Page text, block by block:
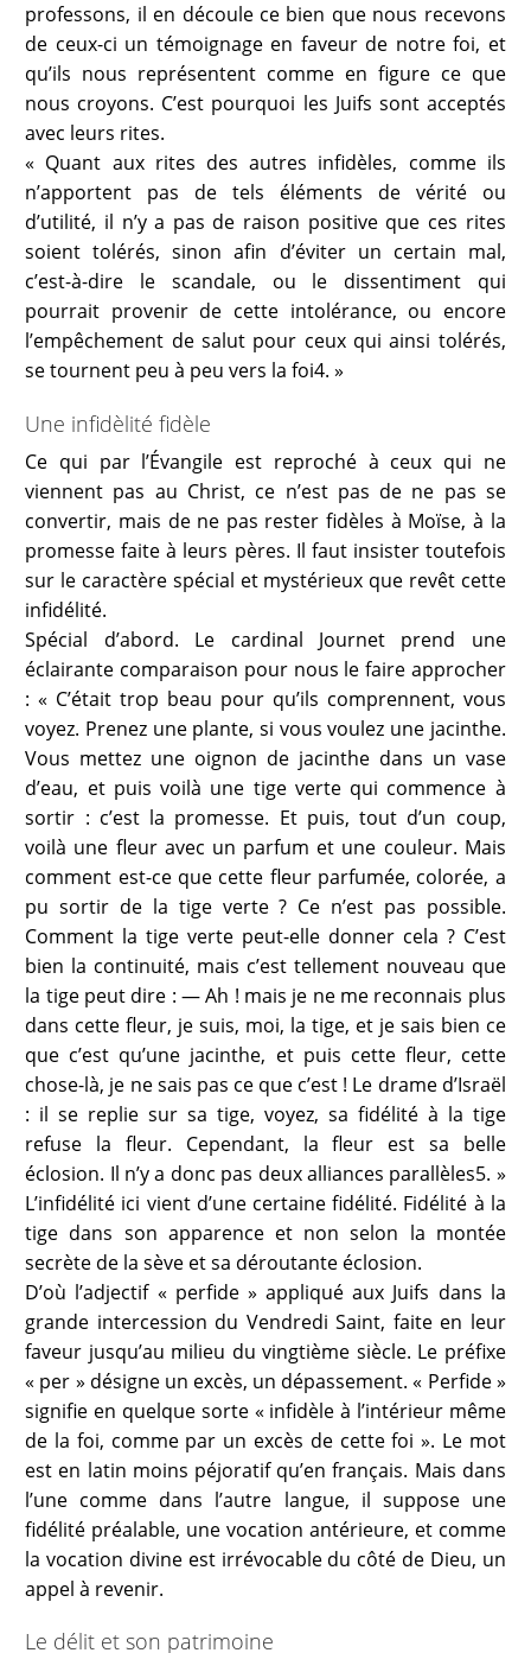
professons, il en découle ce bien que nous recevons
de ceux-ci un témoignage en faveur de notre foi, et
qu’ils nous représentent comme en figure ce que
nous croyons. C’est pourquoi les Juifs sont acceptés
avec leurs rites.
« Quant aux rites des autres infidèles, comme ils
n’apportent pas de tels éléments de vérité ou
d’utilité, il n’y a pas de raison positive que ces rites
soient tolérés, sinon afin d’éviter un certain mal,
c’est-à-dire le scandale, ou le dissentiment qui
pourrait provenir de cette intolérance, ou encore
l’empêchement de salut pour ceux qui ainsi tolérés,
se tournent peu à peu vers la foi4. »
Une infidèlité fidèle
Ce qui par l’Évangile est reproché à ceux qui ne
viennent pas au Christ, ce n’est pas de ne pas se
convertir, mais de ne pas rester fidèles à Moïse, à la
promesse faite à leurs pères. Il faut insister toutefois
sur le caractère spécial et mystérieux que revêt cette
infidélité.
Spécial d’abord. Le cardinal Journet prend une
éclairante comparaison pour nous le faire approcher
: « C’était trop beau pour qu’ils comprennent, vous
voyez. Prenez une plante, si vous voulez une jacinthe.
Vous mettez une oignon de jacinthe dans un vase
d’eau, et puis voilà une tige verte qui commence à
sortir : c’est la promesse. Et puis, tout d’un coup,
voilà une fleur avec un parfum et une couleur. Mais
comment est-ce que cette fleur parfumée, colorée, a
pu sortir de la tige verte ? Ce n’est pas possible.
Comment la tige verte peut-elle donner cela ? C’est
bien la continuité, mais c’est tellement nouveau que
la tige peut dire : — Ah ! mais je ne me reconnais plus
dans cette fleur, je suis, moi, la tige, et je sais bien ce
que c’est qu’une jacinthe, et puis cette fleur, cette
chose-là, je ne sais pas ce que c’est ! Le drame d’Israël
: il se replie sur sa tige, voyez, sa fidélité à la tige
refuse la fleur. Cependant, la fleur est sa belle
éclosion. Il n’y a donc pas deux alliances parallèles5. »
L’infidélité ici vient d’une certaine fidélité. Fidélité à la
tige dans son apparence et non selon la montée
secrète de la sève et sa déroutante éclosion.
D’où l’adjectif « perfide » appliqué aux Juifs dans la
grande intercession du Vendredi Saint, faite en leur
faveur jusqu’au milieu du vingtième siècle. Le préfixe
« per » désigne un excès, un dépassement. « Perfide »
signifie en quelque sorte « infidèle à l’intérieur même
de la foi, comme par un excès de cette foi ». Le mot
est en latin moins péjoratif qu’en français. Mais dans
l’une comme dans l’autre langue, il suppose une
fidélité préalable, une vocation antérieure, et comme
la vocation divine est irrévocable du côté de Dieu, un
appel à revenir.
Le délit et son patrimoine